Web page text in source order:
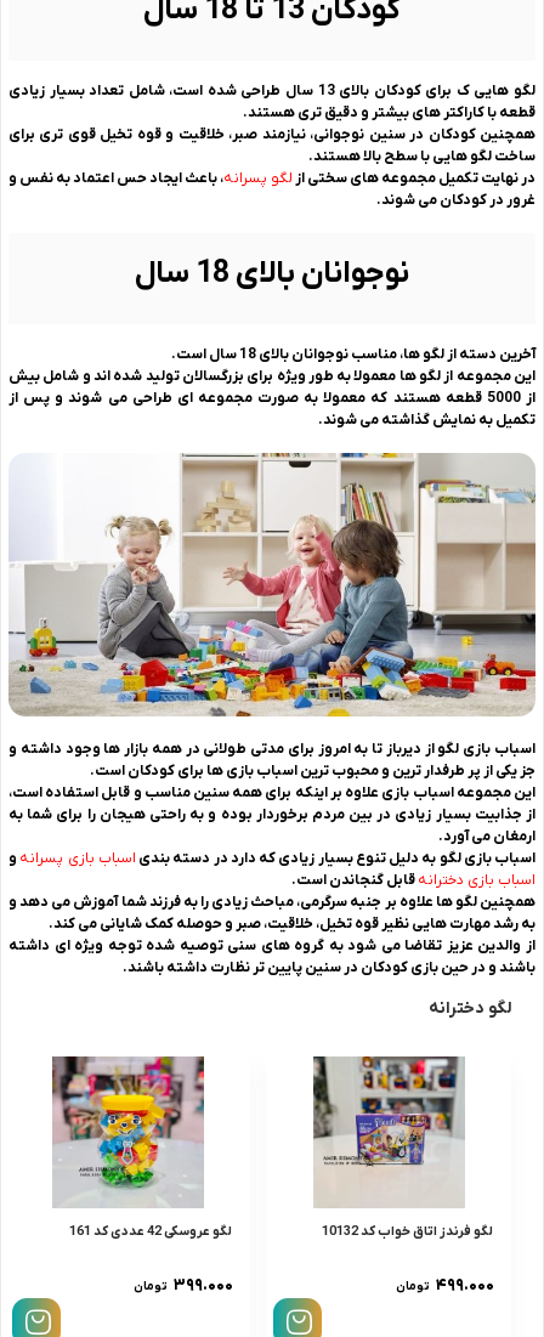
کودکان 13 تا 18 سال
لگو هایی ک برای کودکان بالای 13 سال طراحی شده است، شامل تعداد بسیار زیادی
قطعه با کاراکتر های بیشتر و دقیق تری هستند.
همچنین کودکان در سنین نوجوانی، نیازمند صبر، خلاقیت و قوه تخیل قوی تری برای
ساخت لگو هایی با سطح بالا هستند.
در نهایت تکمیل مجموعه های سختی از لگو پسرانه، باعث ایجاد حس اعتماد به نفس و
غرور در کودکان می شوند.
نوجوانان بالای 18 سال
آخرین دسته از لگو ها، مناسب نوجوانان بالای 18 سال است.
این مجموعه از لگو ها معمولا به طور ویژه برای بزرگسالان تولید شده اند و شامل بیش
از 5000 قطعه هستند که معمولا به صورت مجموعه ای طراحی می شوند و پس از
تکمیل به نمایش گذاشته می شوند.
اسباب بازی لگو از دیرباز تا به امروز برای مدتی طولانی در همه بازار ها وجود داشته و
جز یکی از پر طرفدار ترین و محبوب ترین اسباب بازی ها برای کودکان است.
این مجموعه اسباب بازی علاوه بر اینکه برای همه سنین مناسب و قابل استفاده است،
از جذابیت بسیار زیادی در بین مردم برخوردار بوده و به راحتی هیجان را برای شما به
ارمغان می آورد.
اسباب بازی لگو به دلیل تنوع بسیار زیادی که دارد در دسته بندی اسباب بازی پسرانه و
اسباب بازی دخترانهقابل گنجاندن است.
همچنین لگو ها علاوه بر جنبه سرگرمی، مباحث زیادی را به فرزند شما آموزش می دهد و
به رشد مهارت هایی نظیر قوه تخیل، خلاقیت، صبر و حوصله کمک شایانی می کند.
از والدین عزیز تقاضا می شود به گروه های سنی توصیه شده توجه ویژه ای داشته
باشند و در حین بازی کودکان در سنین پایین تر نظارت داشته باشند.
لگو دخترانه
لگو فرندز اتاق خواب کد 10132
۴۹۹.۰۰۰ تومان
لگو عروسکی 42 عددی کد 161
۳۹۹.۰۰۰ تومان